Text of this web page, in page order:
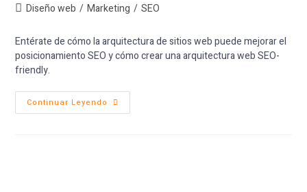
Diseño web / Marketing / SEO
Entérate de cómo la arquitectura de sitios web puede mejorar el
posicionamiento SEO y cómo crear una arquitectura web SEO-
friendly.
Continuar Leyendo